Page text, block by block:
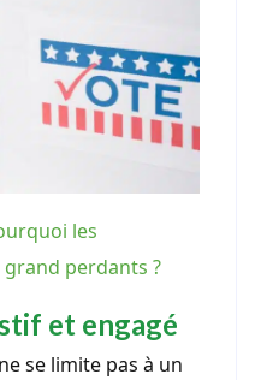
les
perdants ?
et engagé
se limite pas à un